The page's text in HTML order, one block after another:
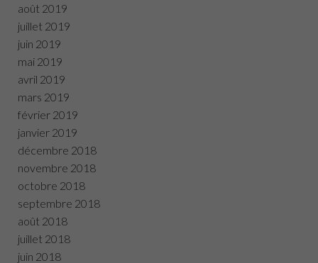
août 2019
juillet 2019
juin 2019
mai 2019
avril 2019
mars 2019
février 2019
janvier 2019
décembre 2018
novembre 2018
octobre 2018
septembre 2018
août 2018
juillet 2018
juin 2018